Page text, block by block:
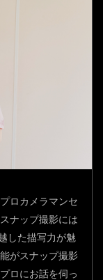
ロカメラマンセ
ナップ撮影には
した描写力が魅
がスナップ撮影
ロにお話を伺っ